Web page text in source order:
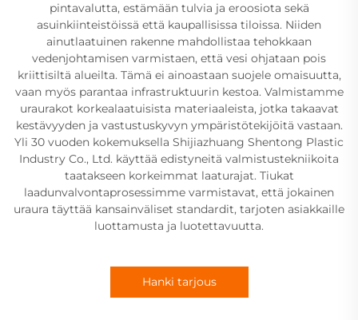
pintavalutta, estämään tulvia ja eroosiota sekä
asuinkiinteistöissä että kaupallisissa tiloissa. Niiden
ainutlaatuinen rakenne mahdollistaa tehokkaan
vedenjohtamisen varmistaen, että vesi ohjataan pois
kriittisiltä alueilta. Tämä ei ainoastaan suojele omaisuutta,
vaan myös parantaa infrastruktuurin kestoa. Valmistamme
uraurakot korkealaatuisista materiaaleista, jotka takaavat
kestävyyden ja vastustuskyvyn ympäristötekijöitä vastaan.
Yli 30 vuoden kokemuksella Shijiazhuang Shentong Plastic
Industry Co., Ltd. käyttää edistyneitä valmistustekniikoita
taatakseen korkeimmat laaturajat. Tiukat
laadunvalvontaprosessimme varmistavat, että jokainen
uraura täyttää kansainväliset standardit, tarjoten asiakkaille
luottamusta ja luotettavuutta.
Hanki tarjous